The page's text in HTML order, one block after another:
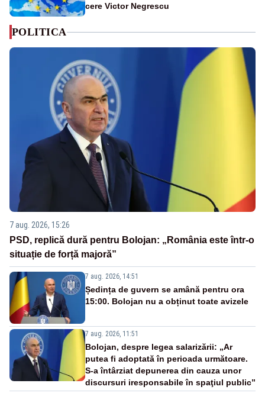
cere Victor Negrescu
POLITICA
7 aug. 2026, 15:26
PSD, replică dură pentru Bolojan: „România este într-o
situație de forță majoră”
7 aug. 2026, 14:51
Ședința de guvern se amână pentru ora
15:00. Bolojan nu a obținut toate avizele
7 aug. 2026, 11:51
Bolojan, despre legea salarizării: „Ar
putea fi adoptată în perioada următoare.
S-a întârziat depunerea din cauza unor
discursuri iresponsabile în spaţiul public”